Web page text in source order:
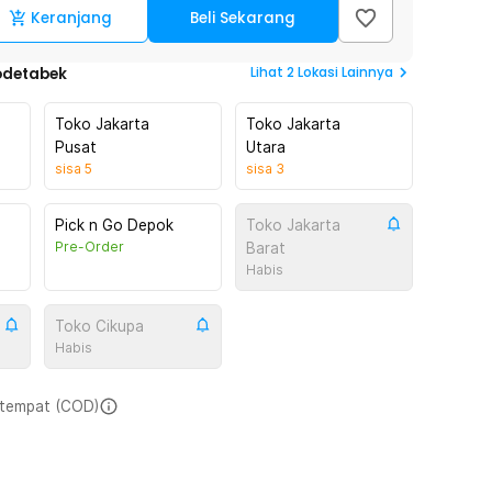
Keranjang Beli Sekarang
Lihat 2Lokasi Lainnya
Toko Jakarta
Pusat
sisa 5
Toko Jakarta
Utara
sisa 3
Pick n Go Depok
Pre-Order
Toko Jakarta
Barat
Habis
Toko Cikupa
Habis
(COD)